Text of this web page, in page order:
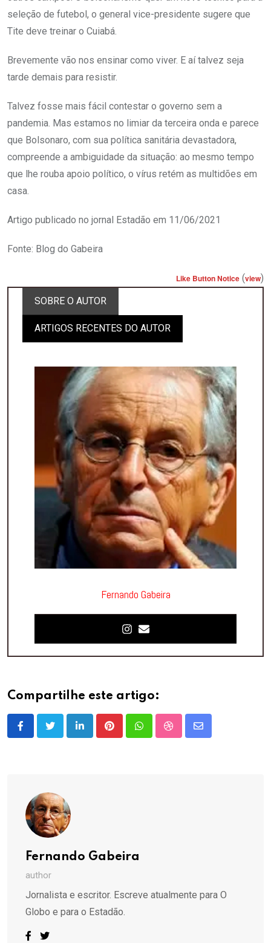
seleção de futebol, o general vice-presidente sugere que
Tite deve treinar o Cuiabá.
Brevemente vão nos ensinar como viver. E aí talvez seja
tarde demais para resistir.
Talvez fosse mais fácil contestar o governo sem a
pandemia. Mas estamos no limiar da terceira onda e parece
que Bolsonaro, com sua política sanitária devastadora,
compreende a ambiguidade da situação: ao mesmo tempo
que lhe rouba apoio político, o vírus retém as multidões em
casa.
Artigo publicado no jornal Estadão em 11/06/2021
Fonte: Blog do Gabeira
Like Button Notice (view)
SOBRE O AUTOR
ARTIGOS RECENTES DO AUTOR
Fernando Gabeira
Compartilhe este artigo:
LinkedInPinterestWhatsappStumbleUpon
Share
Fernando Gabeira
author
Jornalista e escritor. Escreve atualmente para O
Globo e para o Estadão.